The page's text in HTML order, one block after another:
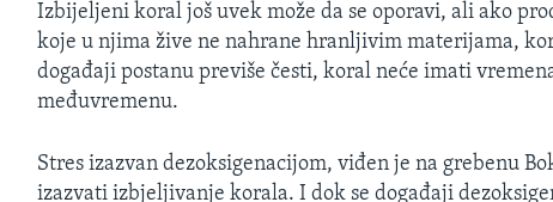
Izbijeljeni koral još uvek može da se oporavi, ali ako
koje u njima žive ne nahrane hranljivim materijama,
događaji postanu previše česti, koral neće imati
međuvremenu.
Stres izazvan dezoksigenacijom, viđen je na grebenu
izazvati izbjeljivanje korala. I dok se događaji